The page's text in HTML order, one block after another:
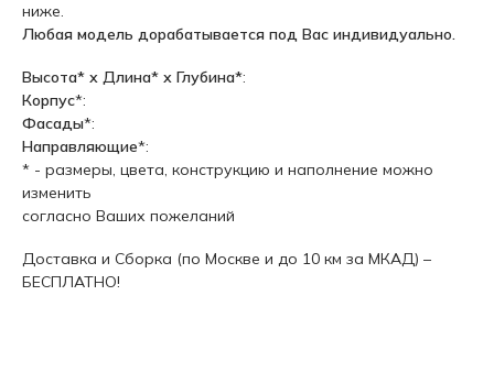
ниже.
Любая модель дорабатывается под Вас индивидуально.
Высота* х Длина* х Глубина*:
Корпус*:
Фасады*:
Направляющие*:
* - размеры, цвета, конструкцию и наполнение можно
изменить
согласно Ваших пожеланий
Доставка и Сборка (по Москве и до 10 км за МКАД) –
БЕСПЛАТНО!